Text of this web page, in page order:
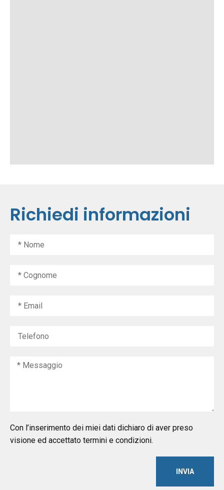
Richiedi informazioni
Con l’inserimento dei miei dati dichiaro di aver preso
visione ed accettato termini e condizioni.
INVIA